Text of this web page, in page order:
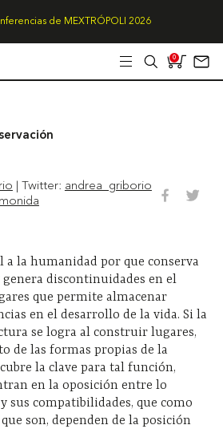
de MEXTRÓPOLI 2026
0
| Twitter: andrea_griborio
la humanidad por que conserva
discontinuidades en el
que permite almacenar
en el desarrollo de la vida. Si la
se logra al construir lugares,
de las formas propias de la
la clave para tal función,
en la oposición entre lo
sus compatibilidades, que como
son, dependen de la posición